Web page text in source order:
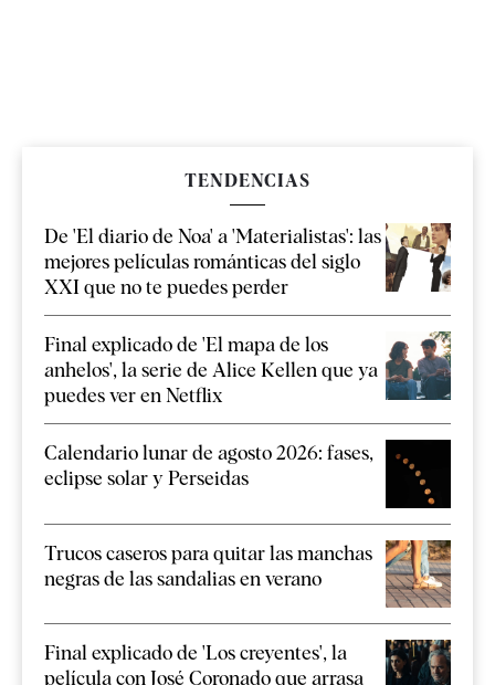
TENDENCIAS
De 'El diario de Noa' a 'Materialistas': las
mejores películas románticas del siglo
XXI que no te puedes perder
Final explicado de 'El mapa de los
anhelos', la serie de Alice Kellen que ya
puedes ver en Netflix
Calendario lunar de agosto 2026: fases,
eclipse solar y Perseidas
Trucos caseros para quitar las manchas
negras de las sandalias en verano
Final explicado de 'Los creyentes', la
película con José Coronado que arrasa